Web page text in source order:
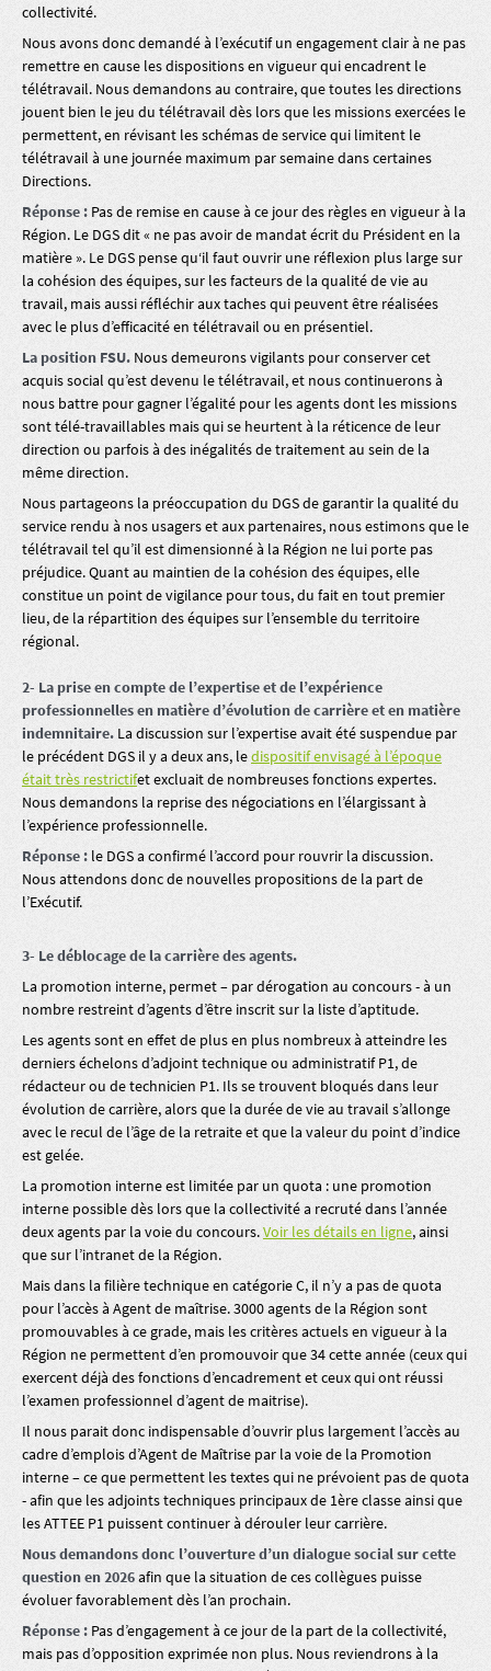
collectivité.
Nous avons donc demandé à l’exécutif un engagement clair à ne pas
remettre en cause les dispositions en vigueur qui encadrent le
télétravail. Nous demandons au contraire, que toutes les directions
jouent bien le jeu du télétravail dès lors que les missions exercées le
permettent, en révisant les schémas de service qui limitent le
télétravail à une journée maximum par semaine dans certaines
Directions.
Réponse : Pas de remise en cause à ce jour des règles en vigueur à la
Région. Le DGS dit « ne pas avoir de mandat écrit du Président en la
matière ». Le DGS pense qu‘il faut ouvrir une réflexion plus large sur
la cohésion des équipes, sur les facteurs de la qualité de vie au
travail, mais aussi réfléchir aux taches qui peuvent être réalisées
avec le plus d’efficacité en télétravail ou en présentiel.
La position FSU. Nous demeurons vigilants pour conserver cet
acquis social qu’est devenu le télétravail, et nous continuerons à
nous battre pour gagner l’égalité pour les agents dont les missions
sont télé-travaillables mais qui se heurtent à la réticence de leur
direction ou parfois à des inégalités de traitement au sein de la
même direction.
Nous partageons la préoccupation du DGS de garantir la qualité du
service rendu à nos usagers et aux partenaires, nous estimons que le
télétravail tel qu’il est dimensionné à la Région ne lui porte pas
préjudice. Quant au maintien de la cohésion des équipes, elle
constitue un point de vigilance pour tous, du fait en tout premier
lieu, de la répartition des équipes sur l’ensemble du territoire
régional.
2- La prise en compte de l’expertise et de l’expérience
professionnelles en matière d’évolution de carrière et en matière
indemnitaire. La discussion sur l’expertise avait été suspendue par
le précédent DGS il y a deux ans, ledispositif envisagé à l’époque
était très restrictifet excluait de nombreuses fonctions expertes.
Nous demandons la reprise des négociations en l’élargissant à
l’expérience professionnelle.
Réponse : le DGS a confirmé l’accord pour rouvrir la discussion.
Nous attendons donc de nouvelles propositions de la part de
l’Exécutif.
3- Le déblocage de la carrière des agents.
La promotion interne, permet – par dérogation au concours - à un
nombre restreint d’agents d’être inscrit sur la liste d’aptitude.
Les agents sont en effet de plus en plus nombreux à atteindre les
derniers échelons d’adjoint technique ou administratif P1, de
rédacteur ou de technicien P1. Ils se trouvent bloqués dans leur
évolution de carrière, alors que la durée de vie au travail s’allonge
avec le recul de l’âge de la retraite et que la valeur du point d’indice
est gelée.
La promotion interne est limitée par un quota : une promotion
interne possible dès lors que la collectivité a recruté dans l’année
deux agents par la voie du concours.Voir les détails en ligne, ainsi
que sur l’intranet de la Région.
Mais dans la filière technique en catégorie C, il n’y a pas de quota
pour l’accès à Agent de maîtrise. 3000 agents de la Région sont
promouvables à ce grade, mais les critères actuels en vigueur à la
Région ne permettent d’en promouvoir que 34 cette année (ceux qui
exercent déjà des fonctions d’encadrement et ceux qui ont réussi
l’examen professionnel d’agent de maitrise).
Il nous parait donc indispensable d’ouvrir plus largement l’accès au
cadre d’emplois d’Agent de Maîtrise par la voie de la Promotion
interne – ce que permettent les textes qui ne prévoient pas de quota
- afin que les adjoints techniques principaux de 1ère classe ainsi que
les ATTEE P1 puissent continuer à dérouler leur carrière.
Nous demandons donc l’ouverture d’un dialogue social sur cette
question en 2026afin que la situation de ces collègues puisse
évoluer favorablement dès l’an prochain.
Réponse : Pas d’engagement à ce jour de la part de la collectivité,
mais pas d’opposition exprimée non plus. Nous reviendrons à la